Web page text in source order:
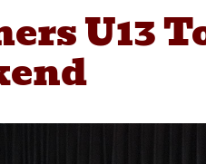
U13